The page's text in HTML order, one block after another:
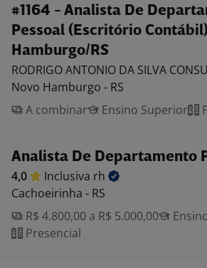
#1164 - Analista De
Pessoal (Escritório
Hamburgo/RS
RODRIGO ANTONIO DA SILVA
Novo Hamburgo - RS
A combinar
Ensino Superior
Analista De Departamento
4,0 Inclusiva rh
Cachoeirinha - RS
R$ 4.800,00 a R$ 5.000,00
Presencial